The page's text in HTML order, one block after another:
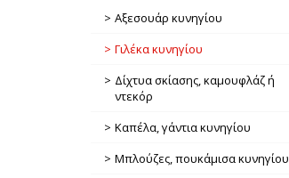
Αξεσουάρ κυνηγίου
Γιλέκα κυνηγίου
Δίχτυα σκίασης, καμουφλάζ ή
ντεκόρ
Καπέλα, γάντια κυνηγίου
Μπλούζες, πουκάμισα κυνηγίου